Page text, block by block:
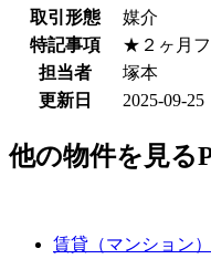
取引形態
媒介
特記事項
★２ヶ月
担当者
塚本
更新日
2025-09-25
他の物件を見る
賃貸（マンション）